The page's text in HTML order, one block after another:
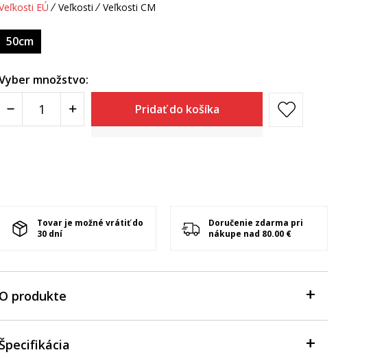
EÚ Veľkosti Veľkosti CM
50cm
množstvo:
Pridať do košíka
Tovar je možné vrátiť do
30 dní
Doručenie zdarma pri
nákupe nad 80.00 €
O produkte